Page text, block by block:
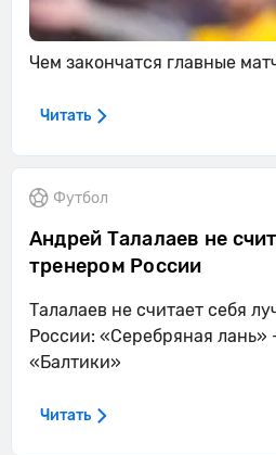
Чем закончатся главные
Читать
Футбол
Андрей Талалаев не
тренером России
Талалаев не считает себя
России: «Серебряная лань»
«Балтики»
Читать